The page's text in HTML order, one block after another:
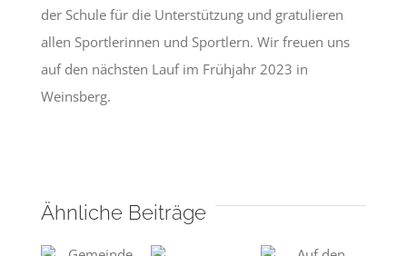
der Schule für die Unterstützung und gratulieren
allen Sportlerinnen und Sportlern. Wir freuen uns
auf den nächsten Lauf im Frühjahr 2023 in
Weinsberg.
Ähnliche Beiträge